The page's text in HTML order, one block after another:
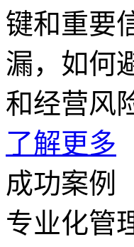
键和重要
漏，如何
和经营风
了解更多
成功案例
专业化管